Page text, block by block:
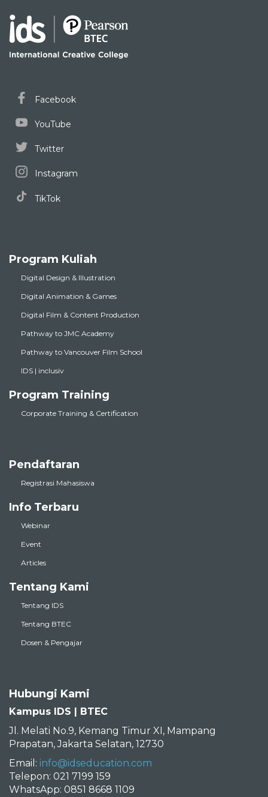
Facebook
YouTube
Twitter
Instagram
TikTok
Program Kuliah
Digital Design & Illustration
Digital Animation & Games
Digital Film & Content Production
Pathway to JMC Academy
Pathway to Vancouver Film School
IDS | inclusiv
Program Training
Corporate Training & Certification
Pendaftaran
Registrasi Mahasiswa
Info Terbaru
Webinar
Event
Articles
Tentang Kami
Tentang IDS
Tentang BTEC
Dosen & Pengajar
Hubungi Kami
Kampus IDS | BTEC
Jl. Melati No.9, Kemang Timur XI, Mampang
Prapatan, Jakarta Selatan, 12730
Email: info@idseducation.com
Telepon: 021 7199 159
WhatsApp: 0851 8668 1109